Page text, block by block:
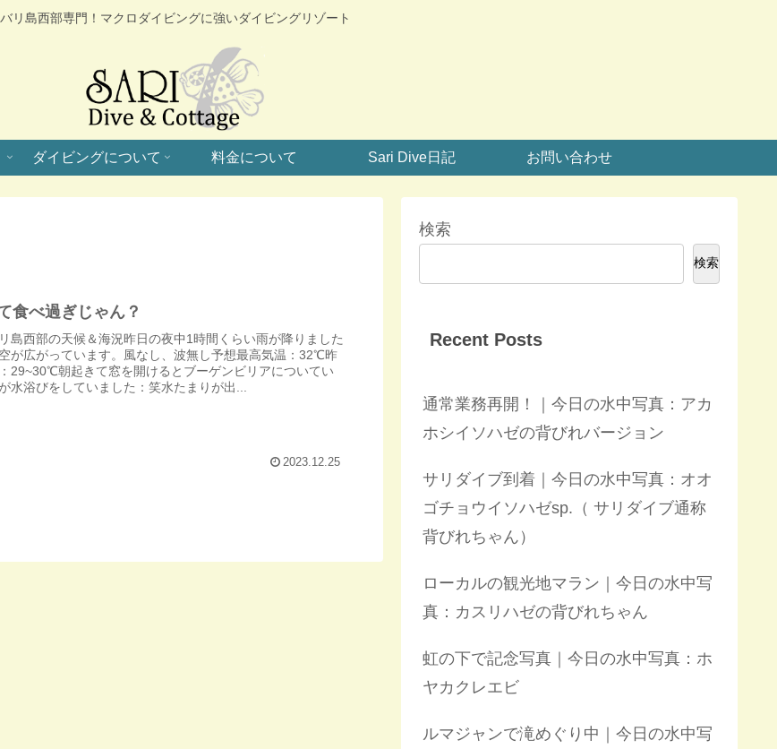
バリ島西部専門！マクロダイビングに強いダイビングリゾート
ダイビングについて 料金について Sari Dive日記 お問い合わせ
食べ過ぎじゃん？
島西部の天候＆海況昨日の夜中1時間くらい雨が降りました
が広がっています。風なし、波無し予想最高気温：32℃昨
29~30℃朝起きて窓を開けるとブーゲンビリアについてい
水浴びをしていました：笑水たまりが出...
2023.12.25
検索
検索
Recent Posts
通常業務再開！｜今日の水中写真：アカ
ホシイソハゼの背びれバージョン
サリダイブ到着｜今日の水中写真：オオ
ゴチョウイソハゼsp.（ サリダイブ通称
背びれちゃん）
ローカルの観光地マラン｜今日の水中写
真：カスリハゼの背びれちゃん
虹の下で記念写真｜今日の水中写真：ホ
ヤカクレエビ
ルマジャンで滝めぐり中｜今日の水中写